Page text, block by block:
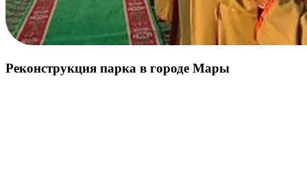
Реконструкция парка в городе Мары